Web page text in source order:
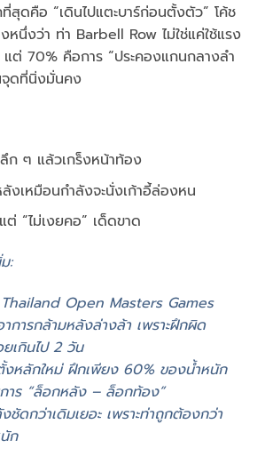
ดคือ “เดินไปแตะบาร์ก่อนตั้งตัว” โค้ช
หนึ่งว่า ท่า Barbell Row ไม่ใช่แค่ใช้แรง
ต่ 70% คือการ “ประคองแกนกลางลำ
จุดที่นิ่งมั่นคง
ลึก ๆ แล้วเกร็งหน้าท้อง
งเหมือนกำลังจะนั่งเก้าอี้ล่องหน
“ไม่เงยคอ” เด็ดขาด
:
Thailand Open Masters Games
การกล้ามหลังล่างล้า เพราะฝึกผิด
เกินไป 2 วัน
งหลักใหม่ ฝึกเพียง 60% ของน้ำหนัก
าร “ล็อกหลัง – ล็อกท้อง”
ชัดกว่าเดิมเยอะ เพราะท่าถูกต้องกว่า
ก